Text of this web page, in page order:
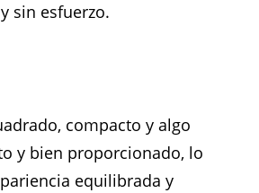
sin esfuerzo.
compacto y algo
y bien proporcionado, lo
equilibrada y